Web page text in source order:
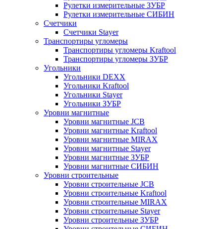
Рулетки измерительные ЗУБР
Рулетки измерительные СИБИН
Счетчики
Счетчики Stayer
Транспортиры угломеры
Транспортиры угломеры Kraftool
Транспортиры угломеры ЗУБР
Угольники
Угольники DEXX
Угольники Kraftool
Угольники Stayer
Угольники ЗУБР
Уровни магнитные
Уровни магнитные JCB
Уровни магнитные Kraftool
Уровни магнитные MIRAX
Уровни магнитные Stayer
Уровни магнитные ЗУБР
Уровни магнитные СИБИН
Уровни строительные
Уровни строительные JCB
Уровни строительные Kraftool
Уровни строительные MIRAX
Уровни строительные Stayer
Уровни строительные ЗУБР